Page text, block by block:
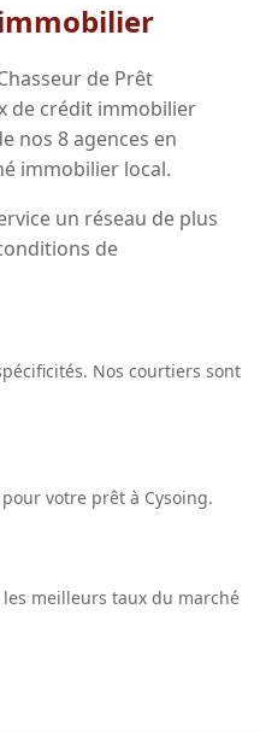
de Prêt
de crédit immobilier
nos 8 agences en
immobilier local.
un réseau de plus
de
Nos courtiers sont
votre prêt à Cysoing.
meilleurs taux du marché